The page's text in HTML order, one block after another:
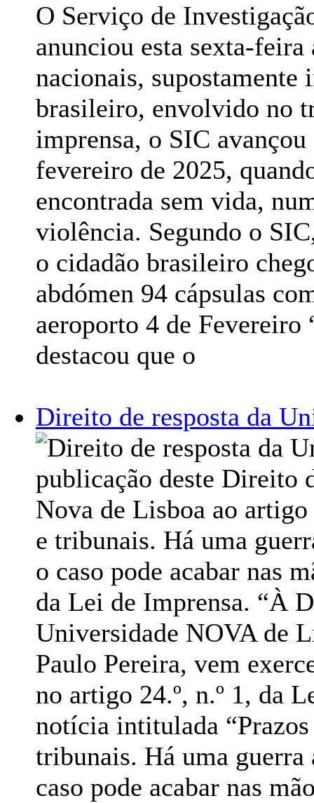
O Serviço de
anunciou esta sexta-feira
nacionais,
brasileiro, envolvido no
imprensa, o SIC
fevereiro de 2025,
encontrada sem vida,
violência. Segundo o
o cidadão brasileiro
abdómen 94 cápsulas
aeroporto 4 de Fevereiro
destacou que o
Direito de resposta da
publicação deste Direito
Nova de Lisboa ao artigo
e tribunais. Há uma
o caso pode acabar nas
da Lei de Imprensa. “À
Universidade NOVA de
Paulo Pereira, vem
no artigo 24.º, n.º 1, da
notícia intitulada “Prazos
tribunais. Há uma
caso pode acabar nas